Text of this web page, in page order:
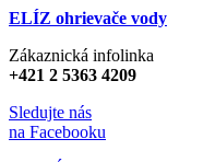
ELÍZ ohrievače vody
Zákaznická infolinka
+421 2 5363 4209
Sledujte nás
na Facebooku